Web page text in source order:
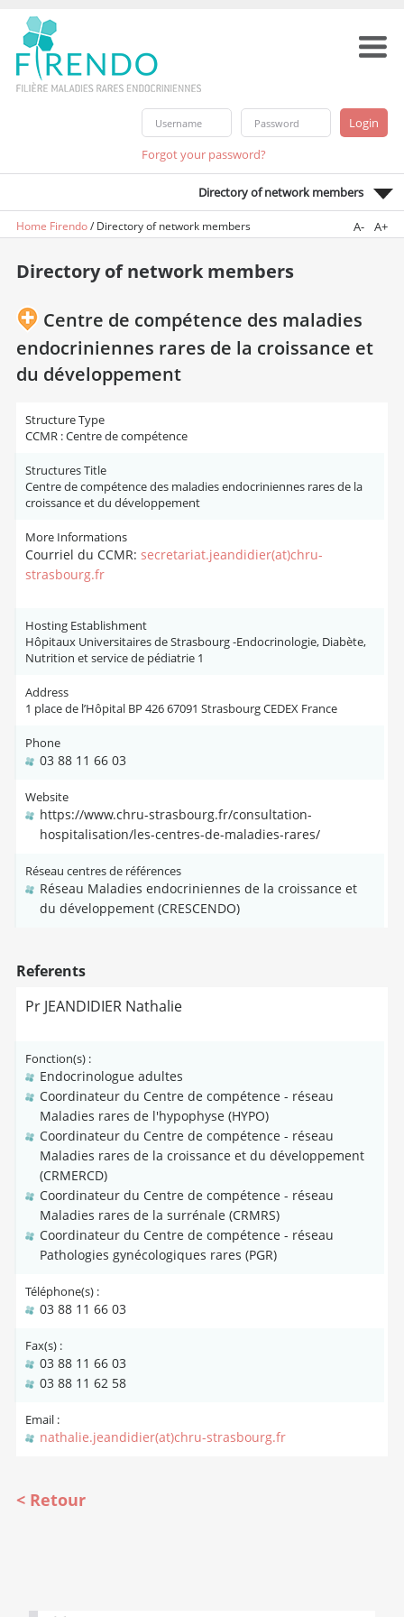
Forgot your password?
Directory of network members
Home Firendo/Directory of network members A- A+
Directory of network members
Centre de compétence des maladies
endocriniennes rares de la croissance et
du développement
Structure Type
CCMR : Centre de compétence
Structures Title
Centre de compétence des maladies endocriniennes rares de la
croissance et du développement
More Informations
Courriel du CCMR: secretariat.jeandidier(at)chru-
strasbourg.fr
Hosting Establishment
Hôpitaux Universitaires de Strasbourg -Endocrinologie, Diabète,
Nutrition et service de pédiatrie 1
Address
1 place de l’Hôpital BP 426 67091 Strasbourg CEDEX France
Phone
03 88 11 66 03
Website
https://www.chru-strasbourg.fr/consultation-
hospitalisation/les-centres-de-maladies-rares/
Réseau centres de références
Réseau Maladies endocriniennes de la croissance et
du développement (CRESCENDO)
Referents
Pr JEANDIDIER Nathalie
Fonction(s) :
Endocrinologue adultes
Coordinateur du Centre de compétence - réseau
Maladies rares de l'hypophyse (HYPO)
Coordinateur du Centre de compétence - réseau
Maladies rares de la croissance et du développement
(CRMERCD)
Coordinateur du Centre de compétence - réseau
Maladies rares de la surrénale (CRMRS)
Coordinateur du Centre de compétence - réseau
Pathologies gynécologiques rares (PGR)
Téléphone(s) :
03 88 11 66 03
Fax(s) :
03 88 11 66 03
03 88 11 62 58
Email :
nathalie.jeandidier(at)chru-strasbourg.fr
Retour